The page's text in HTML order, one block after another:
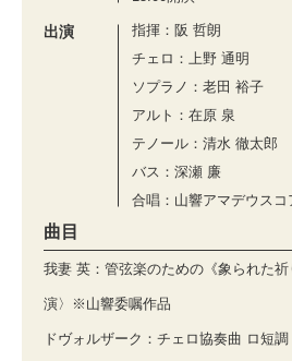
出演
指揮：阪 哲朗
チェロ：上野 通明
ソプラノ：老田 裕子
アルト：在原 泉
テノール：清水 徹太郎
バス：深瀬 廉
合唱：山響アマデウスコ
曲目
我妻 英：管弦楽のための《象られた
演〉※山響委嘱作品
ドヴォルザーク：チェロ協奏曲 ロ短